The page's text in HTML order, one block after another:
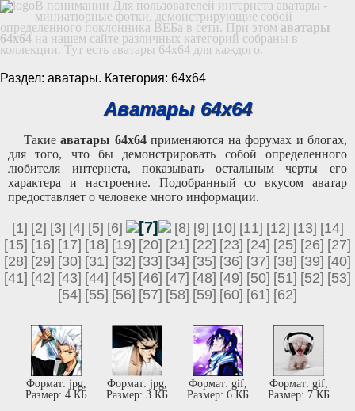
В понимании Для пользователей интернета аватары -
миниатюрные фотки, демонстрирующие собой
определенного поклонника ВЕБа в сети. При этом аватары
64х64 на нашем сайте различных категорий собраны в
коллекции. Тут есть аватары 64х64 для каждого.
Раздел: аватары. Категория: 64х64
Аватары 64х64
Такиеаватары 64х64применяются на форумах и блогах,
для того, что бы демонстрировать собой определенного
любителя интернета, показывать остальным черты его
характера и настроение. Подобранный со вкусом аватар
предоставляет о человеке много информации.
[1] [2] [3] [4] [5] [6] [7] [8] [9] [10] [11] [12] [13] [14]
[15] [16] [17] [18] [19] [20] [21] [22] [23] [24] [25] [26] [27]
[28] [29] [30] [31] [32] [33] [34] [35] [36] [37] [38] [39] [40]
[41] [42] [43] [44] [45] [46] [47] [48] [49] [50] [51] [52] [53]
[54] [55] [56] [57] [58] [59] [60] [61] [62]
Формат: jpg,
Размер: 4 КБ
Формат: jpg,
Размер: 3 КБ
Формат: gif,
Размер: 6 КБ
Формат: gif,
Размер: 7 КБ